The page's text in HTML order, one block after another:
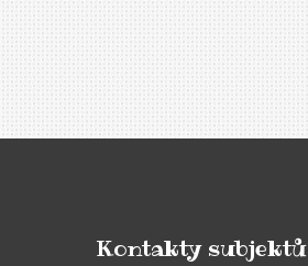
Kontakty subjektů